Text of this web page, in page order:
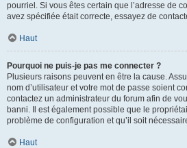
pourriel. Si vous êtes certain que l’adresse de
avez spécifiée était correcte, essayez de
Haut
Pourquoi ne puis-je pas me connecter ?
Plusieurs raisons peuvent en être la cause.
nom d’utilisateur et votre mot de passe soient
contactez un administrateur du forum afin de
banni. Il est également possible que le
problème de configuration et qu’il soit
Haut